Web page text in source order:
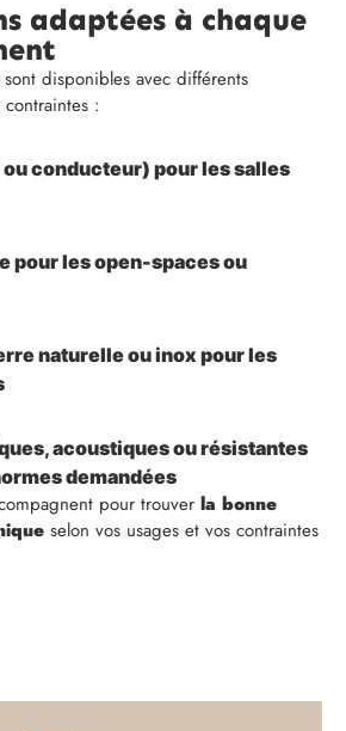
adaptées à chaque
disponibles avec différents
:
conducteur) pour les salles
pour les open-spaces ou
naturelle ou inox pour les
acoustiques ou résistantes
demandées
pour trouver la bonne
selon vos usages et vos contraintes